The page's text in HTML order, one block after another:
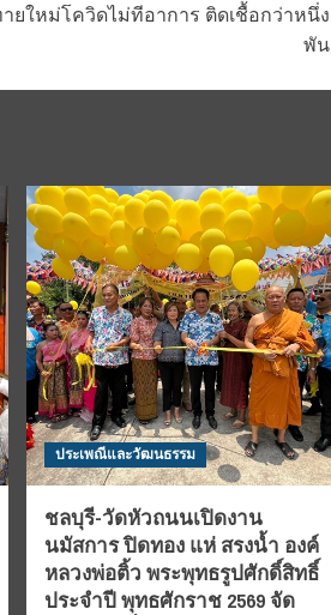
ยใหม่โควิดไม่ทีอาการ ติดเชื้อกว่าหนึ่ง
พัน
ประเพณีและวัฒนธรรม
ชลบุรี-วัดหัวถนนเปิดงาน
นมัสการ ปิดทอง แห่ สรงน้ำ องค์
หลวงพ่อติ้ว พระพุทธรูปศักดิ์สิทธิ์
ประจำปี พุทธศักราช 2569 จัด